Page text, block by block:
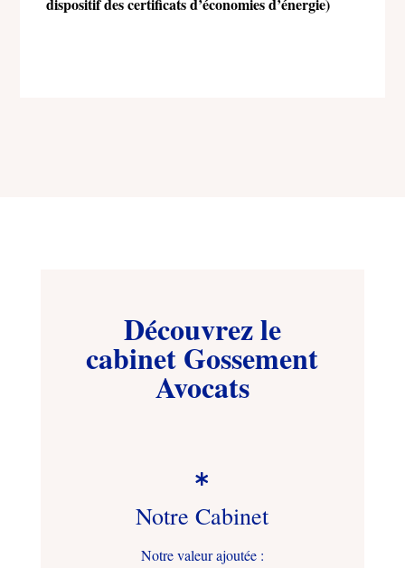
Découvrez le
cabinet Gossement
Avocats

Notre Cabinet
Notre valeur ajoutée :